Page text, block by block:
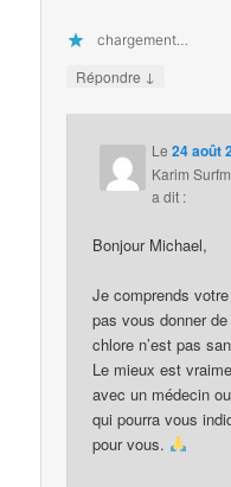
chargement…
Répondre ↓
Le24 août
Karim
a dit :
Bonjour Michael,
Je comprends
pas vous donner
chlore n’est pas
Le mieux est
avec un médecin
qui pourra vous
pour vous.